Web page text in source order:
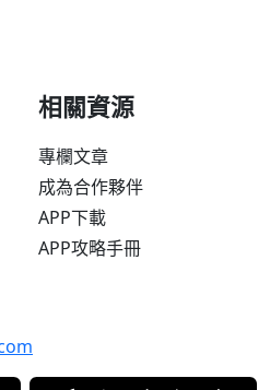
相關資源
專欄文章
成為合作夥伴
APP下載
APP攻略手冊